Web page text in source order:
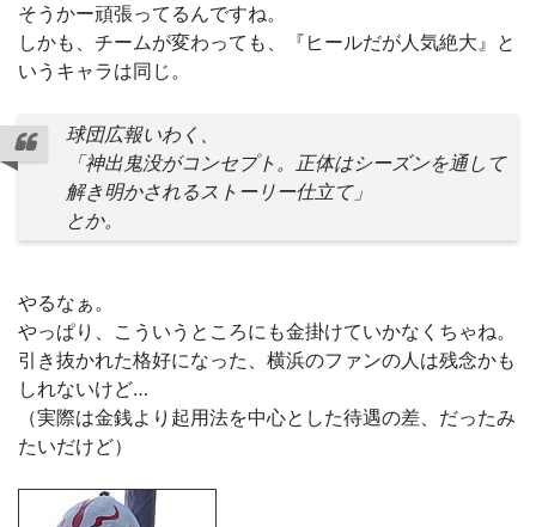
そうかー頑張ってるんですね。
しかも、チームが変わっても、『ヒールだが人気絶大』と
いうキャラは同じ。
球団広報いわく、
「神出鬼没がコンセプト。正体はシーズンを通して
解き明かされるストーリー仕立て」
とか。
やるなぁ。
やっぱり、こういうところにも金掛けていかなくちゃね。
引き抜かれた格好になった、横浜のファンの人は残念かも
しれないけど…
（実際は金銭より起用法を中心とした待遇の差、だったみ
たいだけど）